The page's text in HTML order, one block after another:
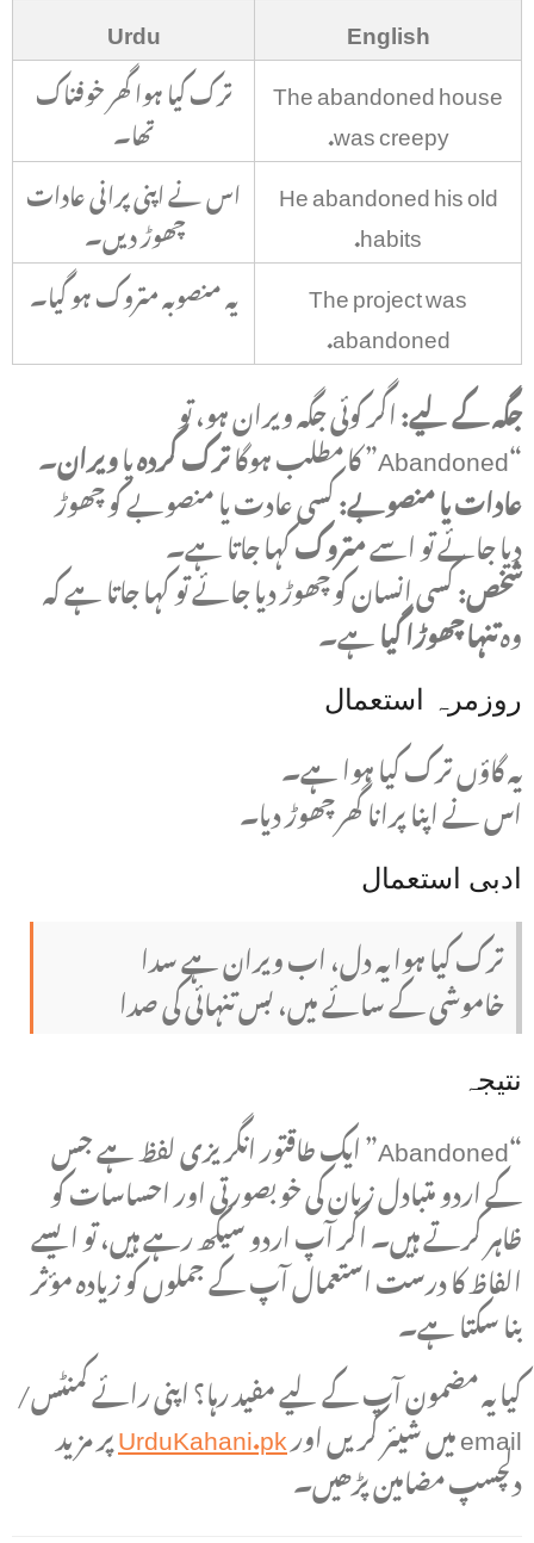
English
Urdu
The abandoned house
was creepy.
ترک کیا ہوا گھر خوفناک
تھا۔
He abandoned his old
habits.
اس نے اپنی پرانی عادات
چھوڑ دیں۔
The project was
abandoned.
یہ منصوبہ متروک ہو گیا۔
جگہ کے لیے:اگر کوئی جگہ ویران ہو، تو
“Abandoned” کا مطلب ہوگا ترک کردہیاویران۔
عادات یا منصوبے:کسی عادت یا منصوبے کو چھوڑ
دیا جائے تو اسےمتروککہا جاتا ہے۔
شخص:کسی انسان کو چھوڑ دیا جائے تو کہا جاتا ہے کہ
وہتنہا چھوڑا گیاہے۔
روزمرہ استعمال
یہ گاؤں ترک کیا ہوا ہے۔
اس نے اپنا پرانا گھر چھوڑ دیا۔
ادبی استعمال
ترک کیا ہوا یہ دل، اب ویران ہے سدا
خاموشی کے سائے میں، بس تنہائی کی صدا
نتیجہ
“Abandoned” ایک طاقتور انگریزی لفظ ہے جس
کے اردو متبادل زبان کی خوبصورتی اور احساسات کو
ظاہر کرتے ہیں۔ اگر آپ اردو سیکھ رہے ہیں، تو ایسے
الفاظ کا درست استعمال آپ کے جملوں کو زیادہ مؤثر
بنا سکتا ہے۔
کیا یہ مضمون آپ کے لیے مفید رہا؟ اپنی رائے کمنٹس/
email میں شیئر کریں اور UrduKahani.pkپر مزید
دلچسپ مضامین پڑھیں۔